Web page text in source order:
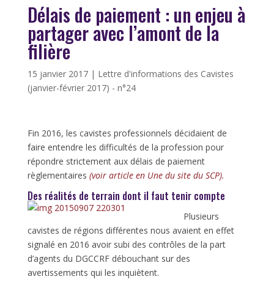
Délais de paiement : un enjeu à
partager avec l’amont de la
filière
15 janvier 2017| Lettre d'informations des Cavistes
(janvier-février 2017) - n°24
Fin 2016, les cavistes professionnels décidaient de
faire entendre les difficultés de la profession pour
répondre strictement aux délais de paiement
règlementaires (voir article en Une du site du SCP).
Des réalités de terrain dont il faut tenir compte
Plusieurs
cavistes de régions différentes nous avaient en effet
signalé en 2016 avoir subi des contrôles de la part
d’agents du DGCCRF débouchant sur des
avertissements qui les inquiètent.